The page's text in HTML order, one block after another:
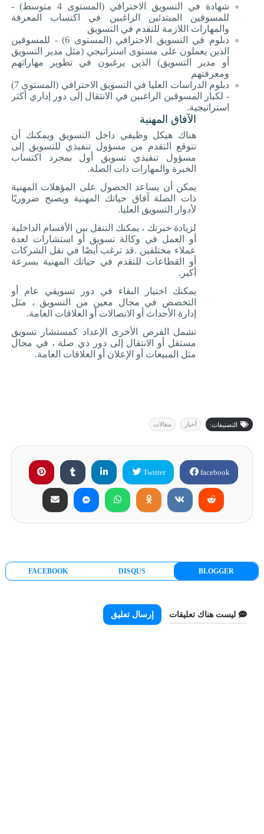
شهادة في التسويق الاحترافي (المستوى 4 متوسط) -
للمسوقين المبتدئين الراغبين في اكتساب المعرفة
والمهارات اللازمة للتقدم في التسويق
دبلوم في التسويق الاحترافي (المستوى 6) - للمسوقين
الذين يعملون على مستوى استراتيجي (مثل مدير التسويق
أو مدير التسويق) الذين يرغبون في تطوير مهاراتهم
ومعرفتهم
دبلوم الدراسات العليا في التسويق الاحترافي (المستوى 7)
- لكبار المسوقين الراغبين في الانتقال إلى دور إداري أكثر
استراتيجية.
الآفاق المهنية
هناك هيكل وظيفي داخل التسويق ويمكنك أن
تتوقع التقدم من مسؤول تنفيذي للتسويق إلى
مسؤول تنفيذي تسويق أول بمجرد اكتساب
الخبرة والمهارات ذات الصلة.
يمكن أن يساعد الحصول على المؤهلات المهنية
ذات الصلة آفاق حياتك المهنية ويصبح ضروريًا
لأدوار التسويق العليا.
لزيادة خبرتك ، يمكنك التنقل بين الأقسام الداخلية
أو العمل في وكالة تسويق أو استشارات لعدة
عملاء مختلفين .قد ترغب أيضًا في نقل الشركات
أو القطاعات للتقدم في حياتك المهنية بسرعة
أكبر .
يمكنك اختيار البقاء في دور تسويقي عام أو
التخصص في مجال معين من التسويق ، مثل
إدارة الأحداث أو الاتصالات أو العلاقات العامة.
تشمل الفرص الأخرى الإعداد كمستشار تسويق
مستقل أو الانتقال إلى دور ذي صلة ، في مجال
مثل المبيعات أو الإعلان أو العلاقات العامة.
التصنيفات: أخبار مقالات
facebook
Twitter
BLOGGER
DISQUS
FACEBOOK
ليست هناك تعليقات إرسال تعليق